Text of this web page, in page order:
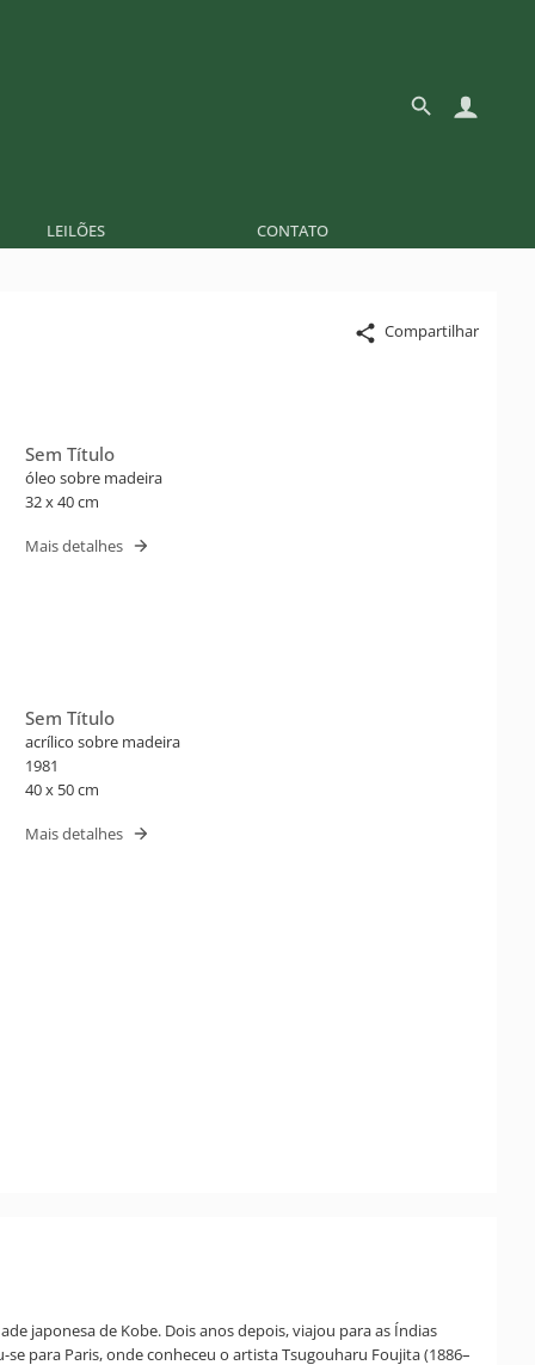
LEILÕES CONTATO
Compartilhar
Sem Título
óleo sobre madeira
32 x 40 cm
Mais detalhes
Sem Título
acrílico sobre madeira
1981
40 x 50 cm
Mais detalhes
japonesa de Kobe. Dois anos depois, viajou para as Índias
para Paris, onde conheceu o artista Tsugouharu Foujita (1886–